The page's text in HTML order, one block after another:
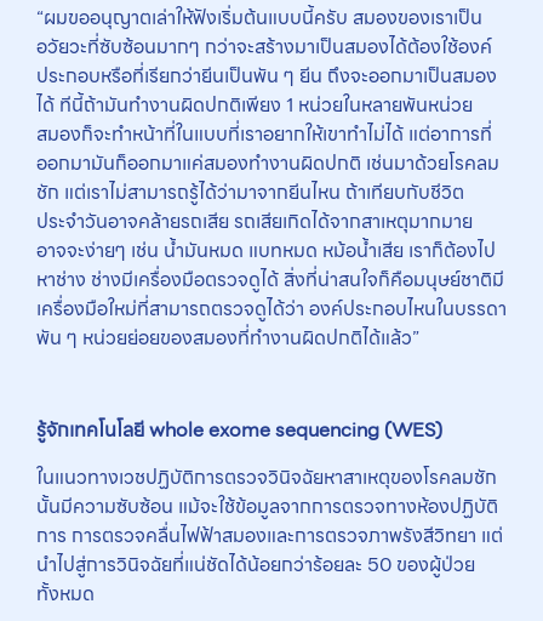
“ผมขออนุญาตเล่าให้ฟังเริ่มต้นแบบนี้ครับ สมองของเราเป็น
อวัยวะที่ซับซ้อนมากๆ กว่าจะสร้างมาเป็นสมองได้ต้องใช้องค์
ประกอบหรือที่เรียกว่ายีนเป็นพัน ๆ ยีน ถึงจะออกมาเป็นสมอง
ได้ ทีนี้ถ้ามันทำงานผิดปกติเพียง 1 หน่วยในหลายพันหน่วย
สมองก็จะทำหน้าที่ในแบบที่เราอยากให้เขาทำไม่ได้ แต่อาการที่
ออกมามันก็ออกมาแค่สมองทำงานผิดปกติ เช่นมาด้วยโรคลม
ชัก แต่เราไม่สามารถรู้ได้ว่ามาจากยีนไหน ถ้าเทียบกับชีวิต
ประจำวันอาจคล้ายรถเสีย รถเสียเกิดได้จากสาเหตุมากมาย
อาจจะง่ายๆ เช่น น้ำมันหมด แบทหมด หม้อน้ำเสีย เราก็ต้องไป
หาช่าง ช่างมีเครื่องมือตรวจดูได้ สิ่งที่น่าสนใจก็คือมนุษย์ชาติมี
เครื่องมือใหม่ที่สามารถตรวจดูได้ว่า องค์ประกอบไหนในบรรดา
พัน ๆ หน่วยย่อยของสมองที่ทำงานผิดปกติได้แล้ว”
รู้จักเทคโนโลยีwhole exome sequencing(WES)
ในแนวทางเวชปฏิบัติการตรวจวินิจฉัยหาสาเหตุของโรคลมชัก
นั้นมีความซับซ้อน แม้จะใช้ข้อมูลจากการตรวจทางห้องปฏิบัติ
การ การตรวจคลื่นไฟฟ้าสมองและการตรวจภาพรังสีวิทยา แต่
นำไปสู่การวินิจฉัยที่แน่ชัดได้น้อยกว่าร้อยละ 50 ของผู้ป่วย
ทั้งหมด